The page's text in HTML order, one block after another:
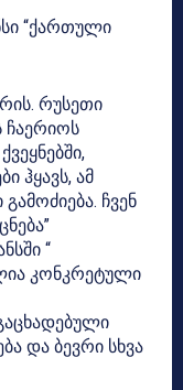
“ქართული
რუსეთი
ჩაერიოს
ჰყავს, ამ
ჩვენ
“
კონკრეტული
და ბევრი სხვა